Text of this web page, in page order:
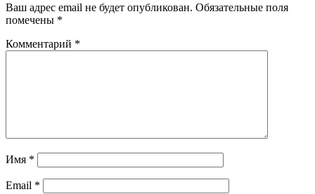
Ваш адрес email не будет опубликован. Обязательные поля
помечены *
Комментарий *
Имя *
Email *